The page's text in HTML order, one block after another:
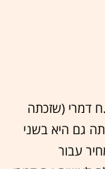
י.ח דמרי (שזכתה
גם היא בשני
עבור